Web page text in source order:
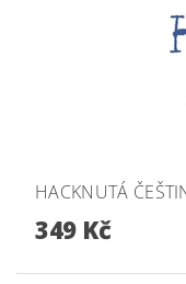
HACKNUTÁ
349 Kč